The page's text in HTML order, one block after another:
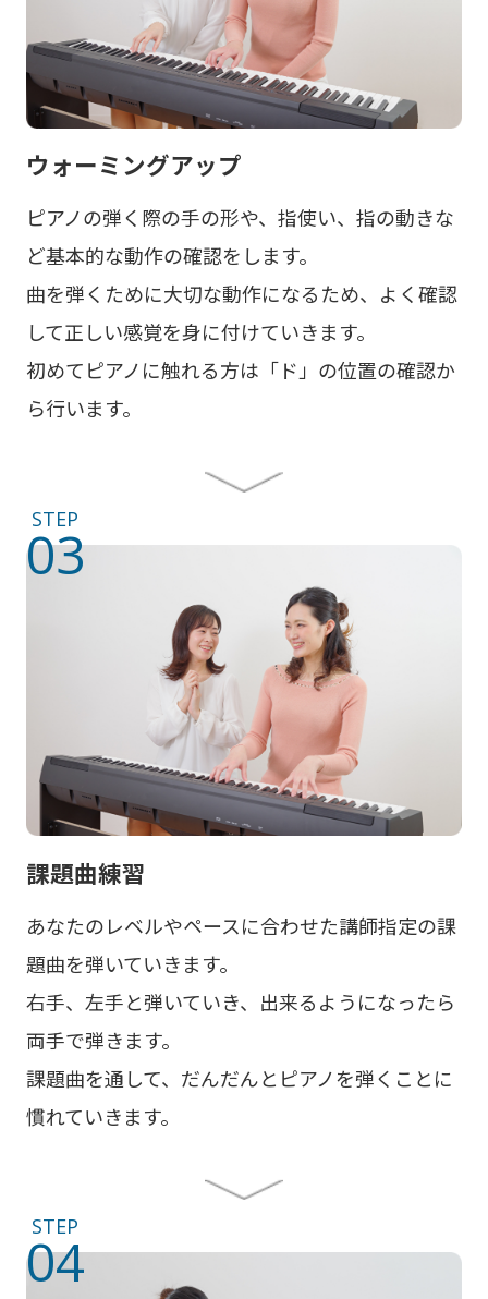
ウォーミングアップ
ピアノの弾く際の手の形や、指使い、指の動きな
ど基本的な動作の確認をします。
曲を弾くために大切な動作になるため、よく確認
して正しい感覚を身に付けていきます。
初めてピアノに触れる方は「ド」の位置の確認か
ら行います。
STEP
03
課題曲練習
あなたのレベルやペースに合わせた講師指定の課
題曲を弾いていきます。
右手、左手と弾いていき、出来るようになったら
両手で弾きます。
課題曲を通して、だんだんとピアノを弾くことに
慣れていきます。
STEP
04